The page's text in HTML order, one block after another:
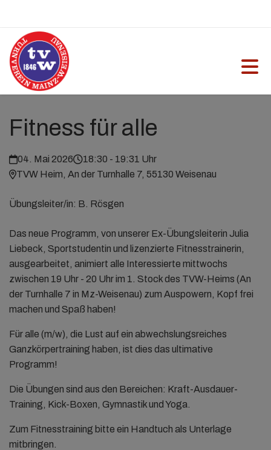
Fitness für alle
04. Mai 2026
18:30 - 19:31 Uhr
TVW Heim, An der Turnhalle 7, 55130 Weisenau
Übungsleiter/in: B. Rösgen
Das neue Programm, von unserer Ex-Übungsleiterin Julia
Liebeck, Sportstudentin und lizenzierte Fitnesstrainerin,
ausgearbeitet, animiert alle Interessierte mittwochs
zwischen 19 Uhr - 20 Uhr im 1. Stock des TVW-Heims (An
der Turnhalle 7 in Mz-Weisenau) zum Auspowern, Kopf frei
machen und Spaß haben!
Für alle (m/w), die Lust auf ein abwechslungsreiches
Ganzkörpertraining haben, ist dies das ultimative
Programm!
Die Übungen sind aus den Bereichen: Kraft-Ausdauer-
Training, Kick-Boxen, Gymnastik und Yoga.
Zum Fitnesstraining bitte ein Handtuch als Unterlage
mitbringen.